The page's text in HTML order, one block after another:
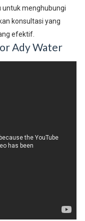
untuk menghubungi
konsultasi yang
efektif.
Ady Water